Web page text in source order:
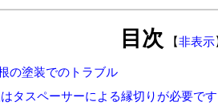
目次 【非表示
の塗装でのトラブル
タスペーサーによる縁切りが必要です